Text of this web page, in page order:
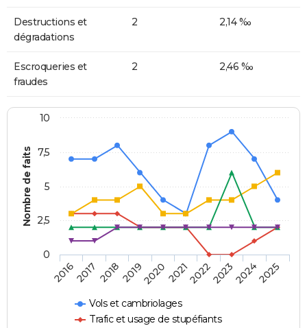
Destructions et
dégradations
2 2,14 ‰
Escroqueries et
fraudes
2 2,46 ‰
Nombre de faits
Vols et cambriolages
Trafic et usage de stupéfiants
20162017 20182019202020212022202320242025
0
2,5
5
7,5
10